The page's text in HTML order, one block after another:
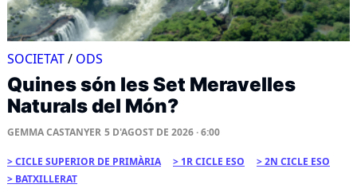
SOCIETAT/ ODS
Quines són les Set Meravelles
Naturals del Món?
GEMMA CASTANYER 5 D'AGOST DE 2026 · 6:00
CICLE SUPERIOR DE PRIMÀRIA 1R CICLE ESO
2N CICLE ESO
BATXILLERAT